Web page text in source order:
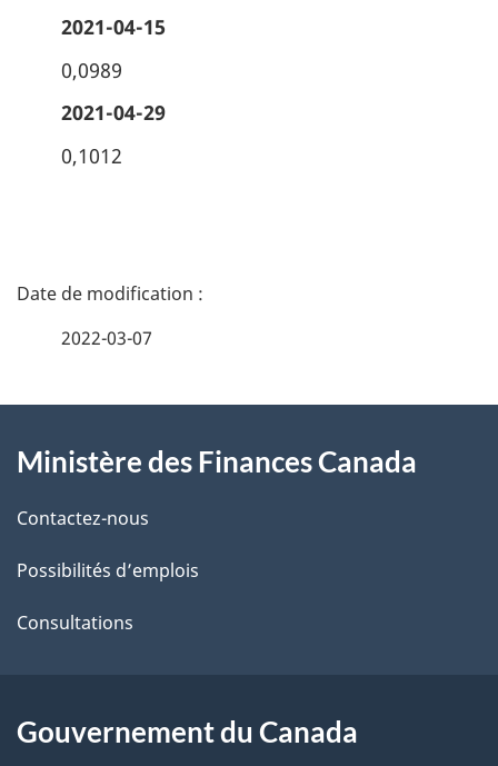
2021-04-15
0,0989
2021-04-29
0,1012
D
i
l
s
d
l
2022-03-07
propos
de
ce
site
Ministère des Finances Canada
Contactez-nous
Possibilités d’emplois
Consultations
Gouvernement du Canada